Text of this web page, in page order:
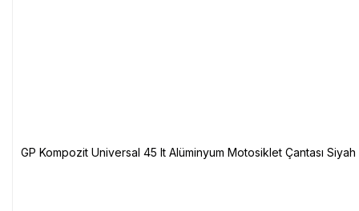
GP Kompozit Universal 45 lt Alüminyum Motosiklet Çantası Siyah